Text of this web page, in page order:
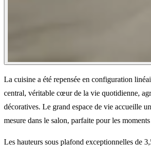
La cuisine a été repensée en configuration
central, véritable cœur de la vie quotidienne,
décoratives. Le grand espace de vie accueille
mesure dans le salon, parfaite pour les
Les hauteurs sous plafond exceptionnelles de